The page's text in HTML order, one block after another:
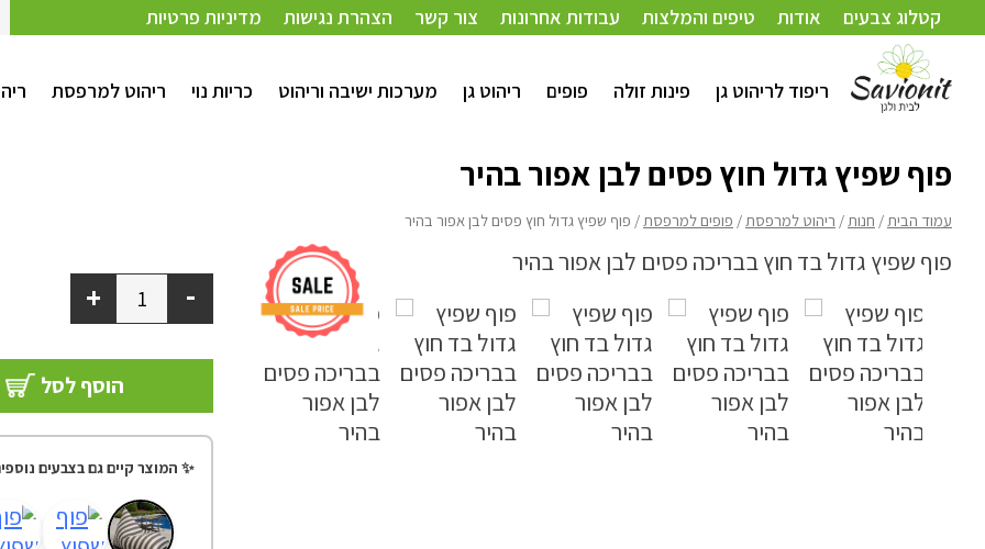
קטלוג צבעים אודות טיפים והמלצות עבודות אחרונות צור קשר הצהרת נגישות מדיניות פרטיות
ריפוד לריהוט גן פינות זולה פופים ריהוט גן מערכות ישיבה וריהוט כריות נוי ריהוט למרפסת
עמוד הבית/חנות/ריהוט למרפסת פופים למרפסת/ פוף שפיץ גדול חוץ פסים לבן אפור בהיר
פוף שפיץ גדול חוץ פסים לבן אפור בהיר
עמוד הבית/ חנות/ ריהוט למרפסת/ פופים למרפסת/ פוף שפיץ גדול חוץ פסים לבן אפור בהיר
-
+
הוסף לסל
✨ המוצר קיים גם בצבעים